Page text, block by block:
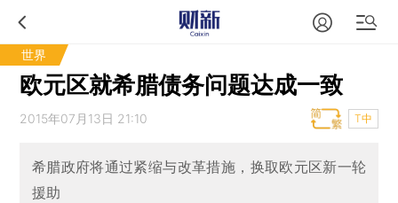
世界
欧元区就希腊债务问题达成一致
2015年07月13日 21:10 T中
希腊政府将通过紧缩与改革措施，换取欧元区新一轮
援助